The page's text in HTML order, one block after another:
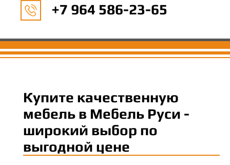
+7 964 586-23-65
Купите качественную
мебель в Мебель Руси -
широкий выбор по
выгодной цене